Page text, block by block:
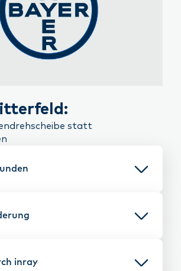
statt
inray